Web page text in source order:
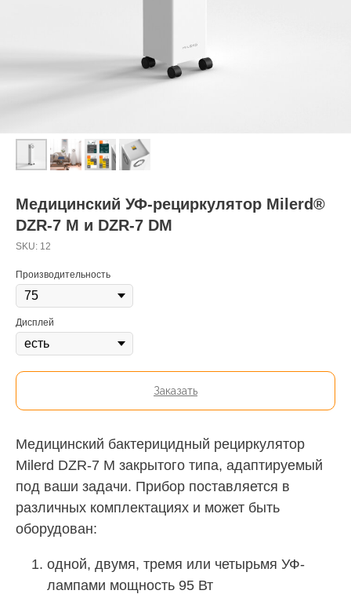
Медицинский УФ-рециркулятор Milerd®
DZR-7 M и DZR-7 DM
SKU: 12
Производительность
Дисплей
Заказать
Медицинский бактерицидный рециркулятор
Milerd DZR-7 M закрытого типа, адаптируемый
под ваши задачи. Прибор поставляется в
различных комплектациях и может быть
оборудован:
одной, двумя, тремя или четырьмя УФ-
лампами мощность 95 Вт